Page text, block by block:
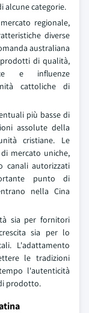
alcune categorie.
regionale,
diverse
australiana
di qualità,
e influenze
cattoliche di
più basse di
assolute della
cristiane. Le
mercato uniche,
canali autorizzati
punto di
nella Cina
sia per fornitori
sia per lo
L'adattamento
le tradizioni
l'autenticità
prodotto.